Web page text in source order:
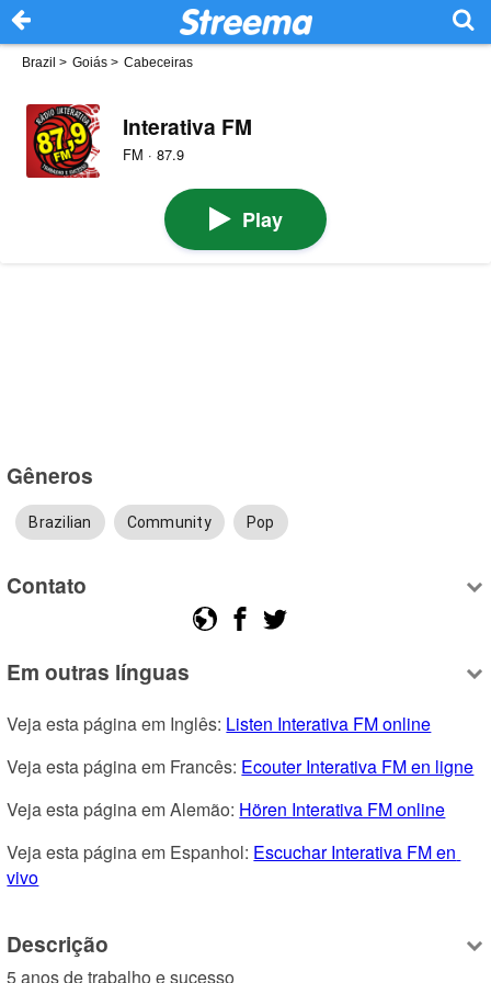
Brazil > Goiás > Cabeceiras
Interativa FM
FM · 87.9
Play
Gêneros
Brazilian Community Pop
Contato
Em outras línguas
Veja esta página em Inglês: Listen Interativa FM online
Veja esta página em Francês: Ecouter Interativa FM en ligne
Veja esta página em Alemão: Hören Interativa FM online
Veja esta página em Espanhol: Escuchar Interativa FM en
vivo
Descrição
5 anos de trabalho e sucesso